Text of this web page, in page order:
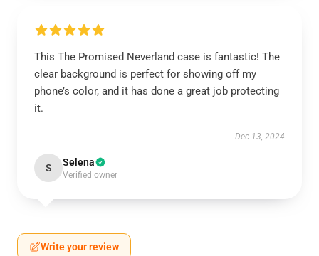
This The Promised Neverland case is fantastic! The
clear background is perfect for showing off my
phone’s color, and it has done a great job protecting
it.
Dec 13, 2024
S Selena
Verified owner
Write your review